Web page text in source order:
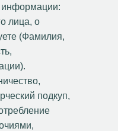
информации:
лица, о
(Фамилия,
подкуп,